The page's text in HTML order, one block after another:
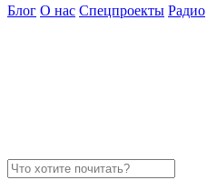
Блог О нас Спецпроекты Радио